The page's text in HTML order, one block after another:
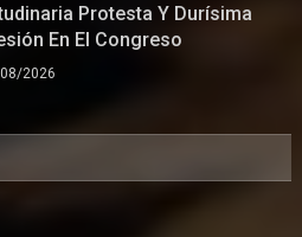
Protesta Y Durísima
En El Congreso
2026